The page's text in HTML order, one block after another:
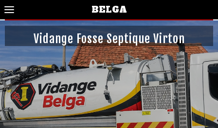
BELGA
Vidange Fosse Septique Virton